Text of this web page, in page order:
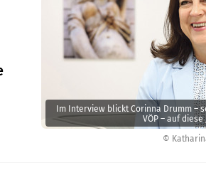
©
Im Interview blickt Corinna Drumm –
VÖP – auf